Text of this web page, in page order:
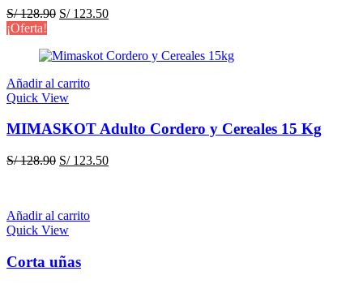
S/128.90 El
era:
S/123.50El
es:
¡Oferta!
Añadir al carrito
Quick View
MIMASKOT Adulto Cordero y Cereales 15 Kg
S/128.90 El
S/ 128.90.
S/123.50El
Añadir al carrito
Quick View
Corta uñas